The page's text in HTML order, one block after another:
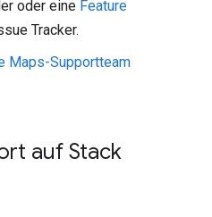
oder eine Feature
Tracker.
Maps-Supportteam
auf Stack